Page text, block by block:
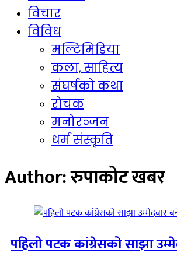
विचार
विविध
मल्टिमिडिया
कला, साहित्य
संघर्षको कथा
रोचक
मनोरञ्जन
धर्म संस्कृति
Author:रुपाकोट खबर
पहिलो पटक कांग्रेसको साझा